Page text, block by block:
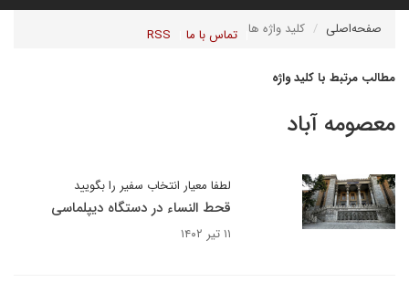
تماس با ما RSS صفحه‌اصلی کلید واژه ها
مطالب مرتبط با کلید واژه
معصومه آباد
لطفا معیار انتخاب سفیر را بگویید
قحط النساء در دستگاه دیپلماسی
۱۱ تیر ۱۴۰۲